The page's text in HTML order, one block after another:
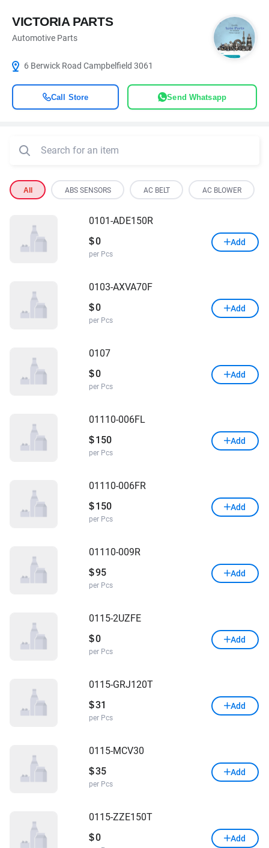
VICTORIA PARTS
Automotive Parts
6 Berwick Road Campbelfield 3061
Call Store Send Whatsapp
All ABS SENSORS AC BELT AC BLOWER
0101-ADE150R
$0
per Pcs
Add
0103-AXVA70F
$0
per Pcs
Add
0107
$0
per Pcs
Add
01110-006FL
$ 150
per Pcs
Add
01110-006FR
$ 150
per Pcs
Add
01110-009R
$95
per Pcs
Add
0115-2UZFE
$0
per Pcs
Add
0115-GRJ120T
$31
per Pcs
Add
0115-MCV30
$35
per Pcs
Add
0115-ZZE150T
$0 Add